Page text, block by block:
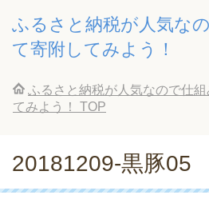
ふるさと納税が人気な
て寄附してみよう！
ふるさと納税が人気なので仕
てみよう！
TOP
20181209-黒豚05